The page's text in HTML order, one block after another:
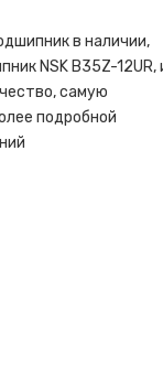
в наличии,
NSK B35Z-12UR,
самую
подробной